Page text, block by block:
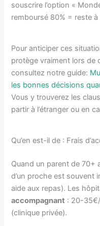
souscrire l’option «
remboursé 80% = reste
Pour anticiper ces
protège vraiment lors de
consultez notre guide:
les bonnes décisions
Vous y trouverez les
partir à l’étranger ou en
Qu’en est-il de : Frais
Quand un parent de 70+
d’un proche est souvent
aide aux repas). Les
accompagnant : 20-
(clinique privée).